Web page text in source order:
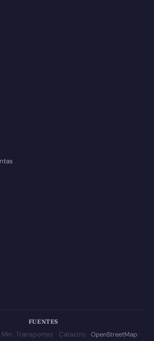
FUENTES
Transportes · Catastro · OpenStreetMap·